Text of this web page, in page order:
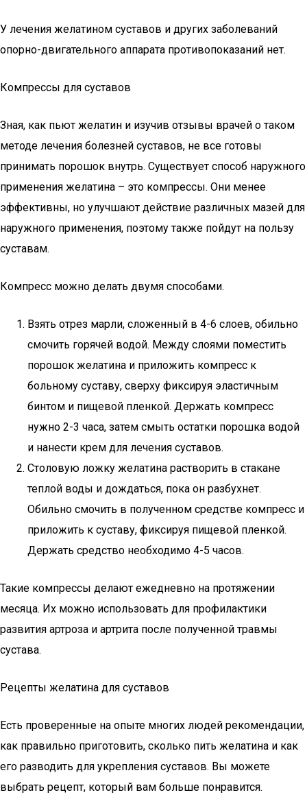
У лечения желатином суставов и других заболеваний
опорно-двигательного аппарата противопоказаний нет.
Компрессы для суставов
Зная, как пьют желатин и изучив отзывы врачей о таком
методе лечения болезней суставов, не все готовы
принимать порошок внутрь. Существует способ наружного
применения желатина – это компрессы. Они менее
эффективны, но улучшают действие различных мазей для
наружного применения, поэтому также пойдут на пользу
суставам.
Компресс можно делать двумя способами.
Взять отрез марли, сложенный в 4-6 слоев, обильно
смочить горячей водой. Между слоями поместить
порошок желатина и приложить компресс к
больному суставу, сверху фиксируя эластичным
бинтом и пищевой пленкой. Держать компресс
нужно 2-3 часа, затем смыть остатки порошка водой
и нанести крем для лечения суставов.
Столовую ложку желатина растворить в стакане
теплой воды и дождаться, пока он разбухнет.
Обильно смочить в полученном средстве компресс и
приложить к суставу, фиксируя пищевой пленкой.
Держать средство необходимо 4-5 часов.
Такие компрессы делают ежедневно на протяжении
месяца. Их можно использовать для профилактики
развития артроза и артрита после полученной травмы
сустава.
Рецепты желатина для суставов
Есть проверенные на опыте многих людей рекомендации,
как правильно приготовить, сколько пить желатина и как
его разводить для укрепления суставов. Вы можете
выбрать рецепт, который вам больше понравится.